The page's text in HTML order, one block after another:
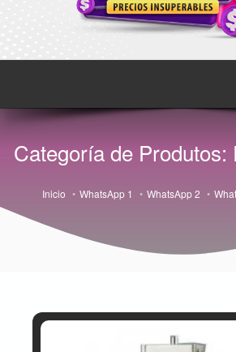
Categoría de Produtos:
Inicio WhatsApp 1 WhatsApp 2